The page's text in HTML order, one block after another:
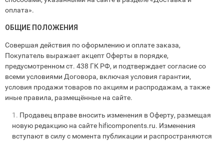
оплата».
ОБЩИЕ ПОЛОЖЕНИЯ
Совершая действия по оформлению и оплате заказа,
Покупатель выражает акцепт Оферты в порядке,
предусмотренном ст. 438 ГК РФ, и подтверждает согласие со
всеми условиями Договора, включая условия гарантии,
условия продажи товаров по акциям и распродажам, а также
иные правила, размещённые на сайте.
Продавец вправе вносить изменения в Оферту, размещая
новую редакцию на сайте hificomponents.ru. Изменения
вступают в силу с момента публикации и распространяются